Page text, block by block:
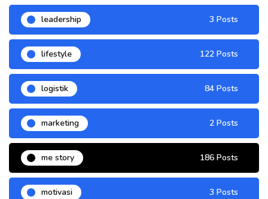
leadership 3 Posts
lifestyle 122 Posts
logistik 84 Posts
marketing 2 Posts
me story 186 Posts
motivasi 3 Posts